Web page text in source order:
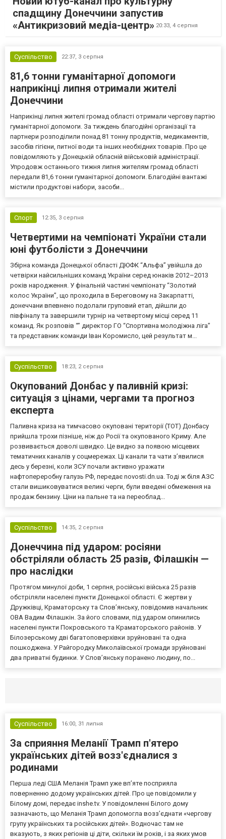
спадщину Донеччини запустив
«Антикризовий медіа-центр» 20:33, 4 серпня
Суспільство 22:37, 3 серпня
81,6 тонни гуманітарної допомоги
наприкінці липня отримали жителі
Донеччини
Наприкінці липня жителі громад області отримали чергову партію
гуманітарної допомоги. За тиждень благодійні організації та
партнери розподілили понад 81 тонну продуктів, медикаментів,
засобів гігієни, питної води та інших необхідних товарів. Про це
повідомляють у Донецькій обласній військовій адміністрації.
Упродовж останнього тижня липня жителям громад області
передали 81,6 тонни гуманітарної допомоги. Благодійні вантажі
містили продуктові набори, засоби...
Спорт 12:35, 3 серпня
Четвертими на чемпіонаті України стали
юні футболісти з Донеччини
Збірна команда Донецької області ДЮФК “Альфа” увійшла до
четвірки найсильніших команд України серед юнаків 2012–2013
років народження. У фінальній частині чемпіонату “Золотий
колос України”, що проходила в Береговому на Закарпатті,
донеччани впевнено подолали груповий етап, дійшли до
півфіналу та завершили турнір на четвертому місці серед 11
команд. Як розповів “” директор ГО “Спортивна молодіжна ліга”
та представник команди Іван Коромисло, цей результат м...
Суспільство 18:23, 2 серпня
Окупований Донбас у паливній кризі:
ситуація з цінами, чергами та прогноз
експерта
Паливна криза на тимчасово окуповані території (ТОТ) Донбасу
прийшла трохи пізніше, ніж до Росії та окупованого Криму. Але
розвивається доволі швидко. Це видно за появою місцевих
тематичних каналів у соцмережах. Ці канали та чати з’явилися
десь у березні, коли ЗСУ почали активно уражати
нафтопереробну галузь РФ, передає novosti.dn.ua. Тоді ж біля АЗС
стали вишиковуватися великі черги, були введені обмеження на
продаж бензину. Ціни на пальне та на переоблад...
Суспільство 14:35, 2 серпня
Донеччина під ударом: росіяни
обстріляли область 25 разів, Філашкін —
про наслідки
Протягом минулої доби, 1 серпня, російські війська 25 разів
обстріляли населені пункти Донецької області. Є жертви у
Дружківці, Краматорську та Слов’янську, повідомив начальник
ОВА Вадим Філашкін. За його словами, під ударом опинились
населені пункти Покровського та Краматорського районів. У
Білозерському дві багатоповерхівки зруйновані та одна
пошкоджена. У Райгородку Миколаївської громади зруйновані
два приватні будинки. У Слов’янську поранено людину, по...
Суспільство 16:00, 31 липня
За сприяння Меланії Трамп п'ятеро
українських дітей возз'єдналися з
родинами
Перша леді США Меланія Трамп уже впʼяте посприяла
поверненню додому українських дітей. Про це повідомили у
Білому домі, передає inshe.tv. У повідомленні Білого дому
зазначають, що Меланія Трамп допомогла возз’єднати «чергову
групу українських та російських дітей». Водночас там не
вказують, з яких регіонів ці діти, скільки їм років, і за яких умов